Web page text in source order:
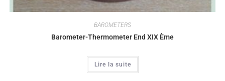
BAROMETERS
Barometer-Thermometer End XIX Ème
Lire la suite